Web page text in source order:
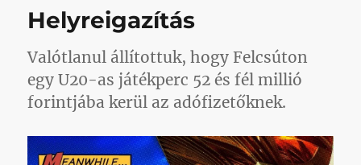
millárdért
építik,
de
kormány
17
különített
el
Helyreigazítás
Valótlanul állítottuk, hogy Felcsúton
egy U20-as játékperc 52 és fél millió
forintjába kerül az adófizetőknek.